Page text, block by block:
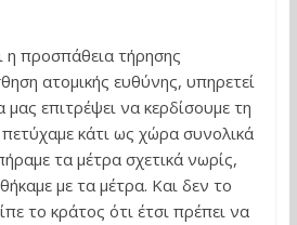
η προσπάθεια τήρησης
ατομικής ευθύνης, υπηρετεί
μας επιτρέψει να κερδίσουμε τη
κάτι ως χώρα συνολικά
τα μέτρα σχετικά νωρίς,
με τα μέτρα. Και δεν το
το κράτος ότι έτσι πρέπει να